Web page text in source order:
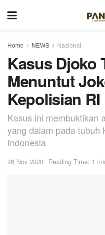
Home NEWS Nasional
Kasus Djoko
Menuntut
Kepolisian RI
Kasus ini membuktikan
yang dalam pada tubuh
Indonesia
26 Nov 2020 Reading Time: 1